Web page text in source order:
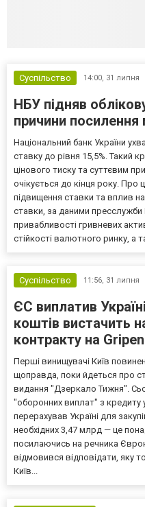
Суспільство 14:00, 31 липня
НБУ підняв
причини посилення
Національний банк України
ставку до рівня 15,5%. Такий
цінового тиску та суттєвим
очікується до кінця року. Про
підвищення ставки та вплив
ставки, за даними
привабливості гривневих
стійкості валютного ринку, а
Суспільство 11:56, 31 липня
ЄС виплатив
коштів вистачить
контракту на Gripen
Перші винищувачі Київ
щоправда, поки йдеться про
видання "Дзеркало Тижня".
"оборонних виплат" з кредиту
перерахував Україні для
необхідних 3,47 млрд — це
посилаючись на речника
відмовився відповідати, яку
Київ...